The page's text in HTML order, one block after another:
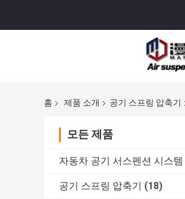
홈 제품 소개 공기 스프링 압축기
모든 제품
자동차 공기 서스펜션 시스템
공기 스프링 압축기 (18)